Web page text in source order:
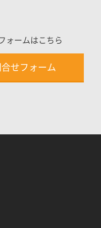
ォームはこちら
せフォーム